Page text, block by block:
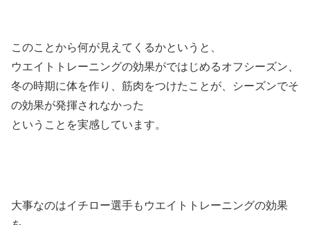
このことから何が見えてくるかというと、
ウエイトトレーニングの効果がではじめるオフシーズン、
冬の時期に体を作り、筋肉をつけたことが、シーズンでそ
の効果が発揮されなかった
ということを実感しています。
大事なのはイチロー選手もウエイトトレーニングの効果